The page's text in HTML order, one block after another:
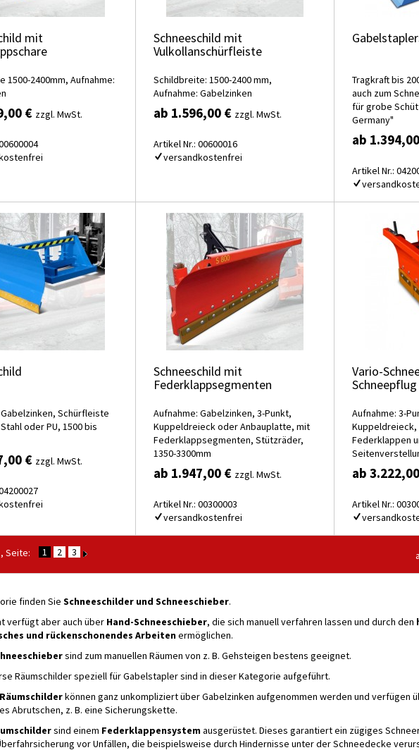
mit
1500-2400mm, Aufnahme:
€ zzgl. MwSt.
Schneeschild mit
Vulkollanschürfleiste
Schildbreite: 1500-2400 mm,
Aufnahme: Gabelzinken
ab 1.596,00 € zzgl. MwSt.
Artikel Nr.: 00600016
versandkostenfrei
Tragkraft bis
auch zum
für grobe
Germany"
ab
Artikel Nr.:
Schürfleiste
oder PU, 1500 bis
€ zzgl. MwSt.
Schneeschild mit
Federklappsegmenten
Aufnahme: Gabelzinken, 3-Punkt,
Kuppeldreieck oder Anbauplatte, mit
Federklappsegmenten, Stützräder,
1350-3300mm
ab 1.947,00 € zzgl. MwSt.
Artikel Nr.: 00300003
versandkostenfrei
Vario-
Schneepflug
Aufnahme: 3-
Federklappen
ab
Artikel Nr.:
Seite: 1 2 3
finden Sie Schneeschilder und Schneeschieber.
verfügt aber auch über Hand-Schneeschieber, die sich manuell verfahren lassen und durch den
und rückenschonendes Arbeitenermöglichen.
sind zum manuellen Räumen von z. B. Gehsteigen bestens geeignet.
Räumschilder speziell für Gabelstapler sind in dieser Kategorie aufgeführt.
können ganz unkompliziert über Gabelzinken aufgenommen werden und verfügen
Abrutschen, z. B. eine Sicherungskette.
sind einem Federklappensystemausgerüstet. Dieses garantiert ein zügiges
vor Unfällen, die beispielsweise durch Hindernisse unter der Schneedecke